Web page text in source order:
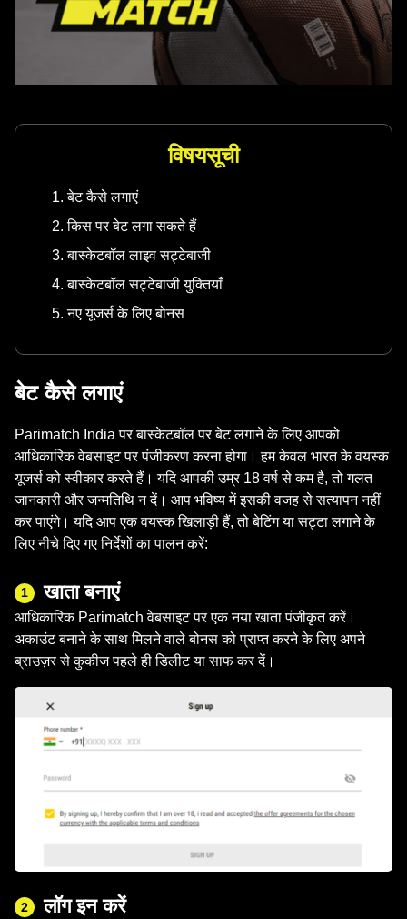
विषयसूची
बेट कैसे लगाएं
किस पर बेट लगा सकते हैं
बास्केटबॉल लाइव सट्टेबाजी
बास्केटबॉल सट्टेबाजी युक्तियाँ
नए यूजर्स के लिए बोनस
बेट कैसे लगाएं
Parimatch India पर बास्केटबॉल पर बेट लगाने के लिए आपको
आधिकारिक वेबसाइट पर पंजीकरण करना होगा। हम केवल भारत के वयस्क
यूजर्स को स्वीकार करते हैं। यदि आपकी उम्र 18 वर्ष से कम है, तो गलत
जानकारी और जन्मतिथि न दें। आप भविष्य में इसकी वजह से सत्यापन नहीं
कर पाएंगे। यदि आप एक वयस्क खिलाड़ी हैं, तो बेटिंग या सट्टा लगाने के
लिए नीचे दिए गए निर्देशों का पालन करें:
1 खाता बनाएं
आधिकारिक Parimatch वेबसाइट पर एक नया खाता पंजीकृत करें।
अकाउंट बनाने के साथ मिलने वाले बोनस को प्राप्त करने के लिए अपने
ब्राउज़र से कुकीज पहले ही डिलीट या साफ कर दें।
2 लॉग इन करें